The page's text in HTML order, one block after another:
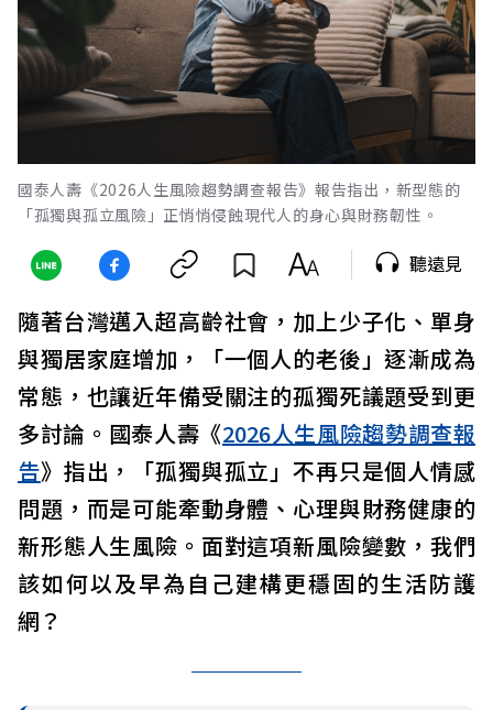
國泰人壽《2026人生風險趨勢調查報告》報告指出，新型態的
「孤獨與孤立風險」正悄悄侵蝕現代人的身心與財務韌性。
聽遠見
隨著台灣邁入超高齡社會，加上少子化、單身
與獨居家庭增加，「一個人的老後」逐漸成為
常態，也讓近年備受關注的孤獨死議題受到更
多討論。國泰人壽《2026人生風險趨勢調查報
告》指出，「孤獨與孤立」不再只是個人情感
問題，而是可能牽動身體、心理與財務健康的
新形態人生風險。面對這項新風險變數，我們
該如何以及早為自己建構更穩固的生活防護
網？